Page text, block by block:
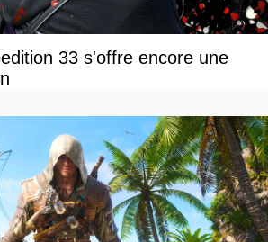
33 s'offre encore une